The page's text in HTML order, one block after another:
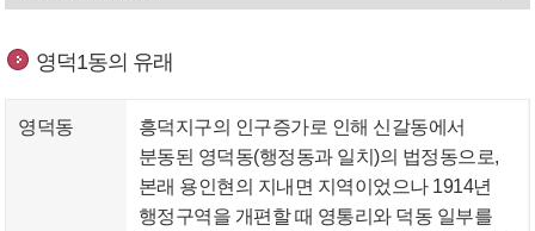
영덕1동의 유래
영덕동
흥덕지구의 인구증가로 인해 신갈동에서
분동된 영덕동(행정동과 일치)의 법정동으로,
본래 용인현의 지내면 지역이었으나 1914년
행정구역을 개편할 때 영통리와 덕동 일부를